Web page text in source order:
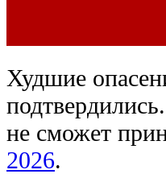
Худшие
не сможет
2026.